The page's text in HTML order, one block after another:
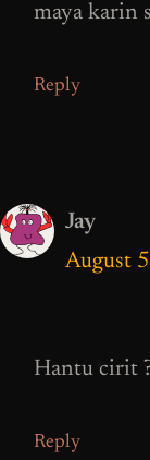
maya karin
Reply
Jay
August
Hantu cirit
Reply